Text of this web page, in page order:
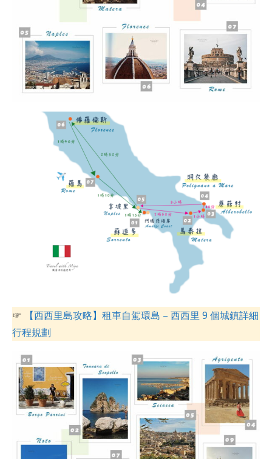
☞
【西西里島攻略】租車自駕環島 – 西西里 9 個城鎮詳細
行程規劃